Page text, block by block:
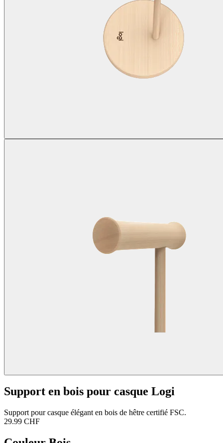
Support en bois pour casque Logi
Support pour casque élégant en bois de hêtre certifié FSC.
29.99 CHF